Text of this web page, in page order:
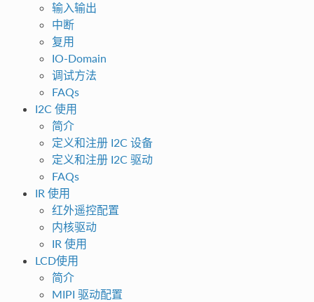
输入输出
中断
复用
IO-Domain
调试方法
FAQs
I2C 使用
简介
定义和注册 I2C 设备
定义和注册 I2C 驱动
FAQs
IR 使用
红外遥控配置
内核驱动
IR 使用
LCD使用
简介
MIPI 驱动配置